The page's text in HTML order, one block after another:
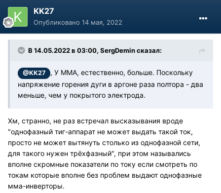
KK27
Опубликовано 14 мая, 2022
В 14.05.2022 в 03:00, SergDemin сказал:
@KK27
, У MMA, естественно, больше. Поскольку
напряжение горения дуги в аргоне раза полтора - два
меньше, чем у покрытого электрода.
Хм, странно, не раз встречал высказывания вроде
"однофазный тиг-аппарат не может выдать такой ток,
просто не может вытянуть столько из однофазной сети,
для такого нужен трёхфазный", при этом назывались
вполне скромные показатели по току если смотреть по
токам которые вполне без проблем выдают однофазные
мма-инверторы.